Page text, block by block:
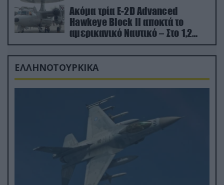
Ακόμα τρία E-2D Advanced
Hawkeye Block II αποκτά το
αμερικανικό Ναυτικό – Στο 1,2
δισ.δολάρια το κόστος
ΕΛΛΗΝΟΤΟΥΡΚΙΚΑ